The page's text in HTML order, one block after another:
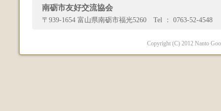
南砺市友好交流協会
〒939-1654 富山県南砺市福光5260 Tel ： 0763-52-
Copyright (C) 2012 Nanto